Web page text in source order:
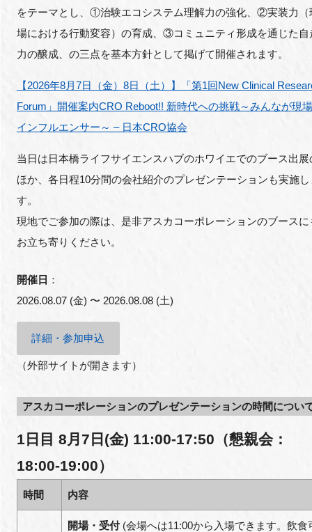
をテーマとし、①治験エコシステム理解力の強化、②実装力（
場における行動変容）の育成、③コミュニティ形成を通じた自
力の醸成、の三点を基本方針として掲げて開催されます。
【2026年8月7日（金）8日（土）】「第1回New Clinical
Forum」開催案内CRO Reboot!! 新時代への挑戦～みんなが現
インフルエンサー～ – 日本CRO協会
当日は日本橋ライフサイエンスハブのホワイエでのブース出展
ほか、各日程10分間の会社紹介のプレゼンテーションも実施し
す。
現地でご参加の際は、是非アスカコーポレーションのブースに
お立ち寄りください。
開催日 ：
2026.08.07 (金) 〜 2026.08.08 (土)
詳細・参加申込
（外部サイトが開きます）
アスカコーポレーションのプレゼンテーションの時間につい
1日目 8月7日(金) 11:00-17:50（懇親会：
18:00-19:00）
時間 内容
開場・受付 (会場へは11:00から入場できます。飲食